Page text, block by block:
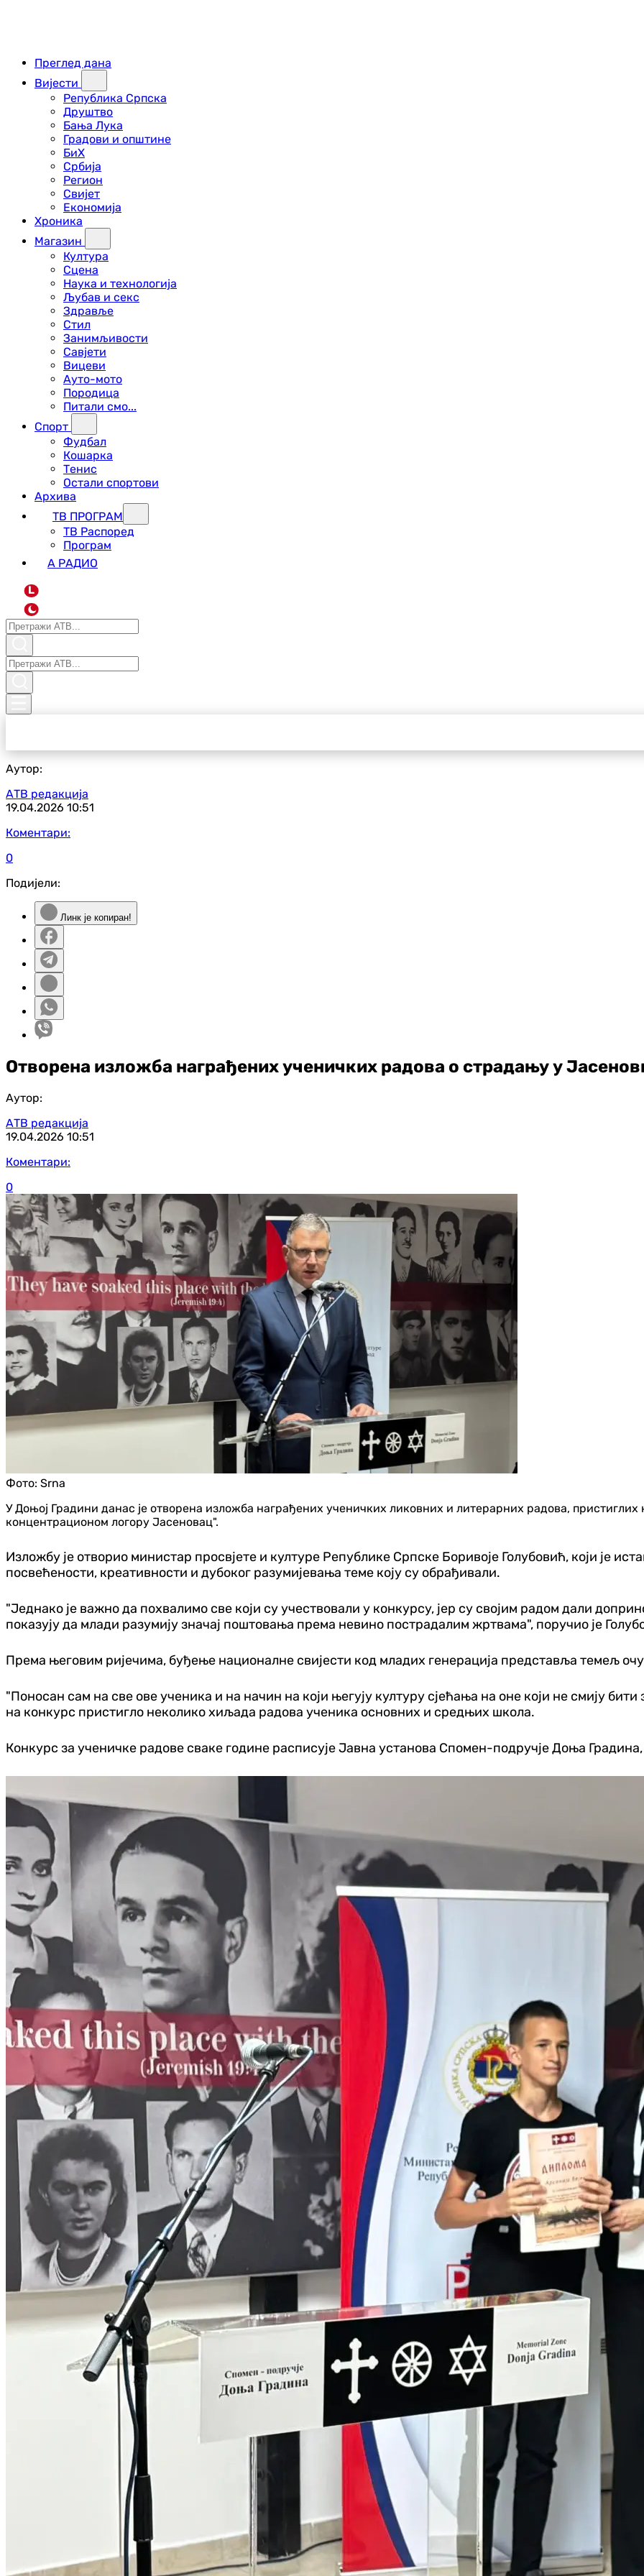
Преглед дана
Вијести
Република Српска
Друштво
Бања Лука
Градови и општине
БиХ
Србија
Регион
Свијет
Економија
Хроника
Магазин
Култура
Сцена
Наука и технологија
Љубав и секс
Здравље
Стил
Занимљивости
Савјети
Вицеви
Ауто-мото
Породица
Питали смо...
Спорт
Фудбал
Кошарка
Тенис
Остали спортови
Архива
ТВ ПРОГРАМ
ТВ Распоред
Програм
А РАДИО
L
Аутор:
АТВ редакција
19.04.2026 10:51
Коментари:
0
Подијели:
Линк је копиран!
Отворена изложба награђених ученичких радова о страдању у
Аутор:
АТВ редакција
19.04.2026 10:51
Коментари:
0
Фото: Srna
У Доњој Градини данас је отворена изложба награђених ученичких ликовних и литерарних радова,
концентрационом логору Јасеновац".
Изложбу је отворио министар просвјете и културе Републике Српске Боривоје Голубовић, који је
посвећености, креативности и дубоког разумијевања теме коју су обрађивали.
"Једнако је важно да похвалимо све који су учествовали у конкурсу, јер су својим радом дали
показују да млади разумију значај поштовања према невино пострадалим жртвама", поручио је
Према његовим ријечима, буђење националне свијести код младих генерација представља темељ
"Поносан сам на све ове ученика и на начин на који његују културу сјећања на оне који не смију
на конкурс пристигло неколико хиљада радова ученика основних и средњих школа.
Конкурс за ученичке радове сваке године расписује Јавна установа Спомен-подручје Доња